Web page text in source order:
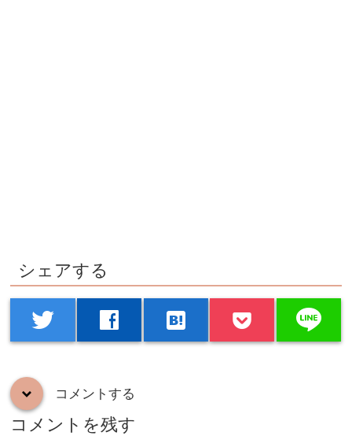
シェアする
twitter facebook hatenabookmark line
down コメントする
コメントを残す